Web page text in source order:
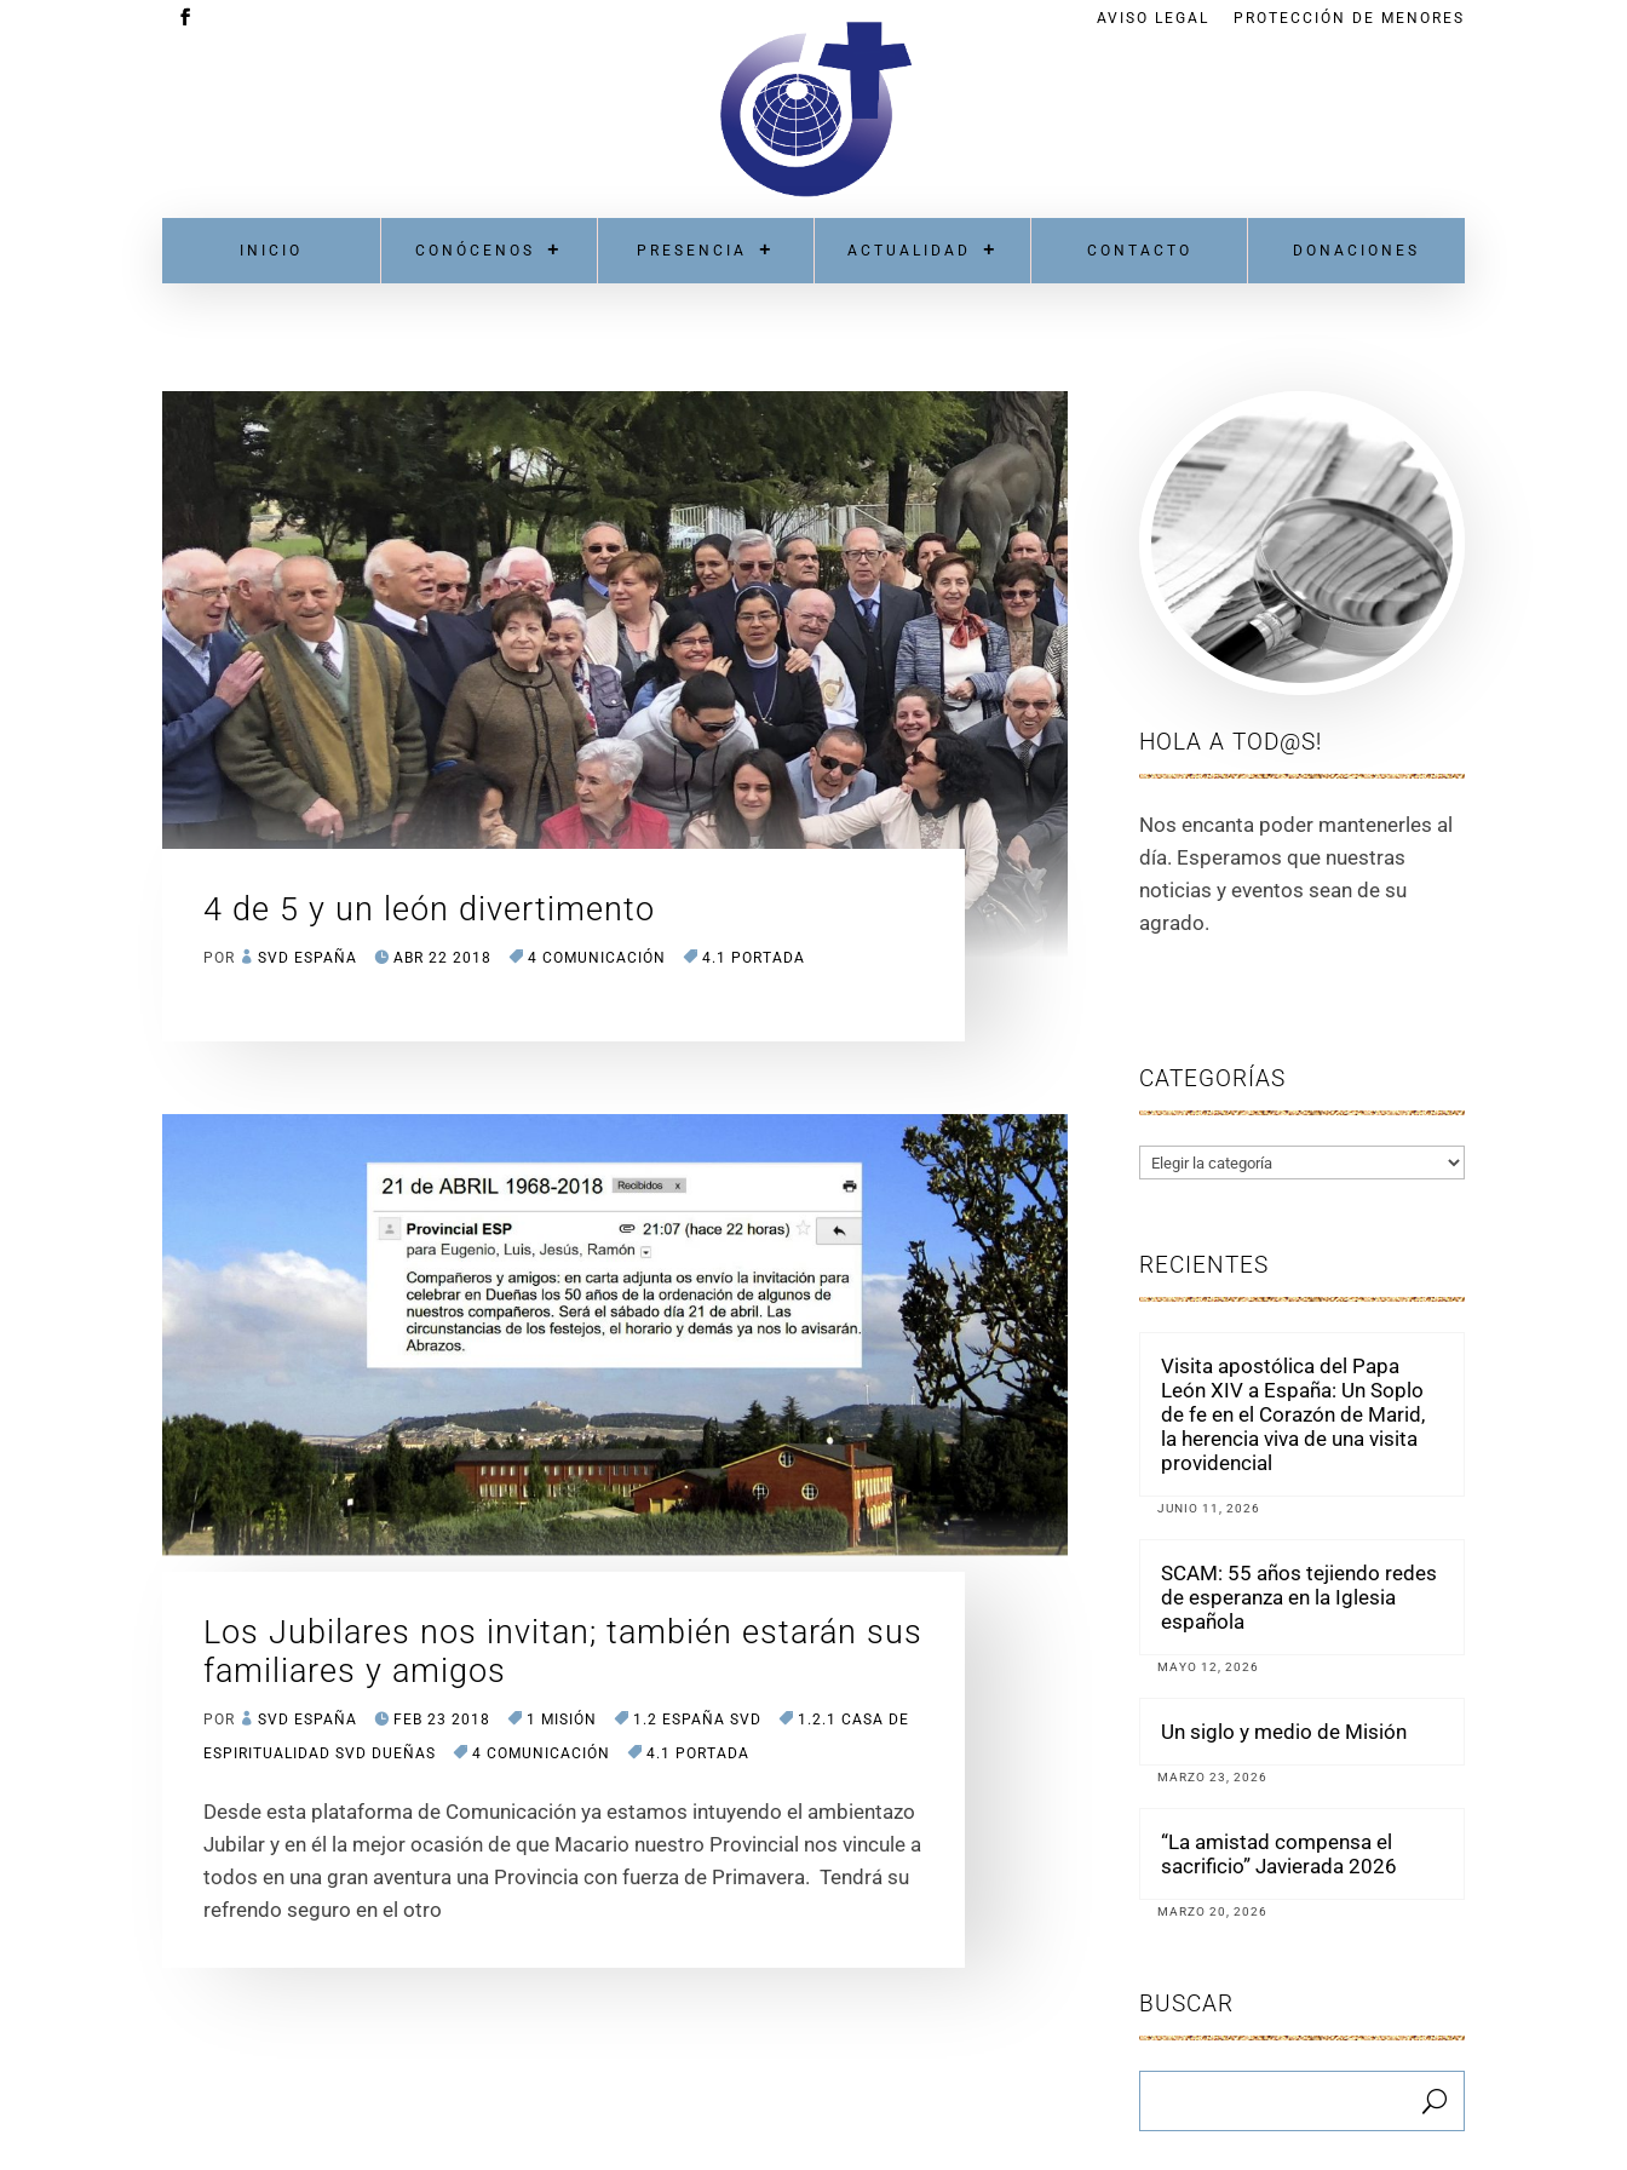
AVISO LEGAL PROTECCIÓN DE MENORES
INICIO CONÓCENOS PRESENCIA ACTUALIDAD CONTACTO DONACIONES
4 de 5 y un león divertimento
POR SVD ESPAÑA ABR 22 2018 4 COMUNICACIÓN 4.1 PORTADA
Los Jubilares nos invitan; también estarán sus
familiares y amigos
POR SVD ESPAÑA FEB 23 2018 1 MISIÓN 1.2 ESPAÑA SVD
1.2.1 CASA DE
ESPIRITUALIDAD SVD DUEÑAS
4 COMUNICACIÓN 4.1 PORTADA
Desde esta plataforma de Comunicación ya estamos intuyendo el ambientazo
Jubilar y en él la mejor ocasión de que Macario nuestro Provincial nos vincule a
todos en una gran aventura una Provincia con fuerza de Primavera. Tendrá su
refrendo seguro en el otro
HOLA A TOD@S!
Nos encanta poder mantenerles al
día. Esperamos que nuestras
noticias y eventos sean de su
agrado.
CATEGORÍAS
Categorías
RECIENTES
Visita apostólica del Papa
León XIV a España: Un Soplo
de fe en el Corazón de Marid,
la herencia viva de una visita
providencial
JUNIO 11, 2026
SCAM: 55 años tejiendo redes
de esperanza en la Iglesia
española
MAYO 12, 2026
Un siglo y medio de Misión
MARZO 23, 2026
“La amistad compensa el
sacrificio” Javierada 2026
MARZO 20, 2026
BUSCAR